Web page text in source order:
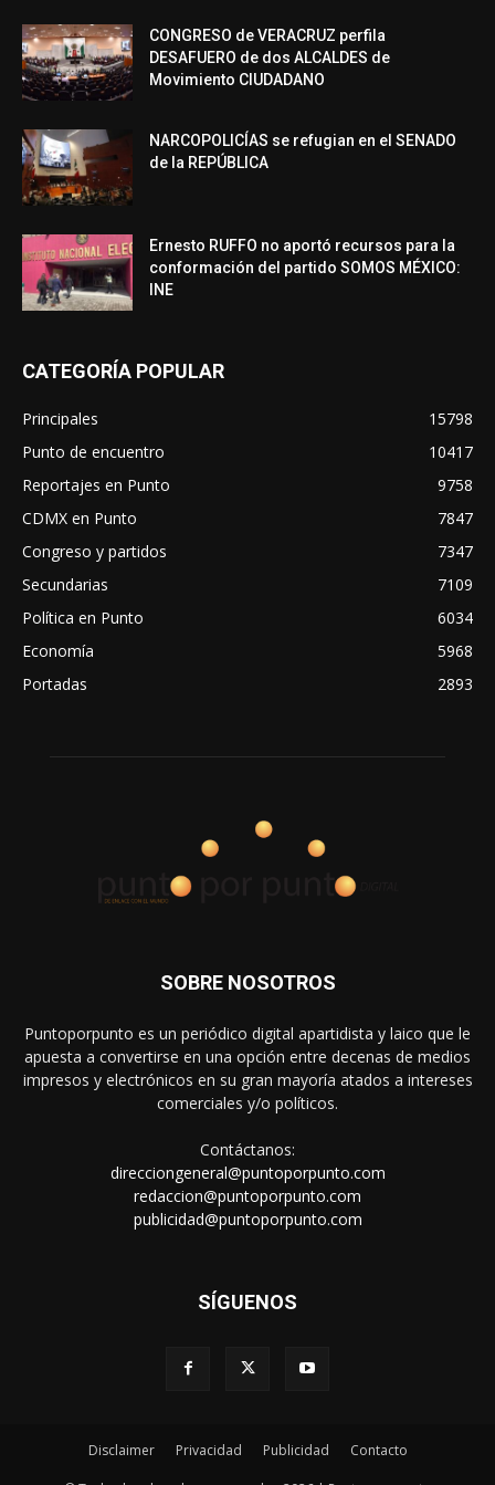
CONGRESO de VERACRUZ perfila
DESAFUERO de dos ALCALDES de
Movimiento CIUDADANO
NARCOPOLICÍAS se refugian en el SENADO
de la REPÚBLICA
Ernesto RUFFO no aportó recursos para la
conformación del partido SOMOS MÉXICO:
INE
CATEGORÍA POPULAR
Principales
15798
Punto de encuentro
10417
Reportajes en Punto
9758
CDMX en Punto
7847
Congreso y partidos
7347
Secundarias
7109
Política en Punto
6034
Economía
5968
Portadas
2893
SOBRE NOSOTROS
Puntoporpunto es un periódico digital apartidista y laico que le
apuesta a convertirse en una opción entre decenas de medios
impresos y electrónicos en su gran mayoría atados a intereses
comerciales y/o políticos.
Contáctanos:
direcciongeneral@puntoporpunto.com
redaccion@puntoporpunto.com
publicidad@puntoporpunto.com
SÍGUENOS
Disclaimer Privacidad Publicidad Contacto